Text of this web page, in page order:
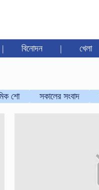
| বিনোদন | খেলা
শো সকালের সংবাদ